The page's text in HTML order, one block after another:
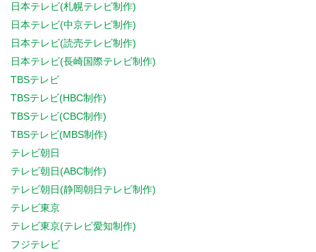
日本テレビ(札幌テレビ制作)
日本テレビ(中京テレビ制作)
日本テレビ(読売テレビ制作)
日本テレビ(長崎国際テレビ制作)
TBSテレビ
TBSテレビ(HBC制作)
TBSテレビ(CBC制作)
TBSテレビ(MBS制作)
テレビ朝日
テレビ朝日(ABC制作)
テレビ朝日(静岡朝日テレビ制作)
テレビ東京
テレビ東京(テレビ愛知制作)
フジテレビ